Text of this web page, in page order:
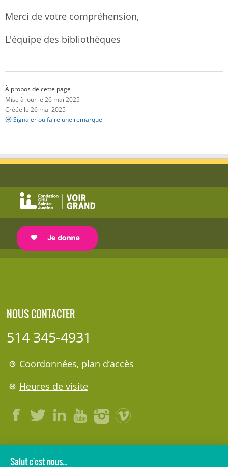
Merci de votre compréhension,
L'équipe des bibliothèques
À propos de cette page
Mise à jour le 26 mai 2025
Créée le 26 mai 2025
Signaler ou faire une remarque
NOUS CONTACTER
514 345-4931
Coordonnées, plan d’accès
Heures de visite
LÉGAL